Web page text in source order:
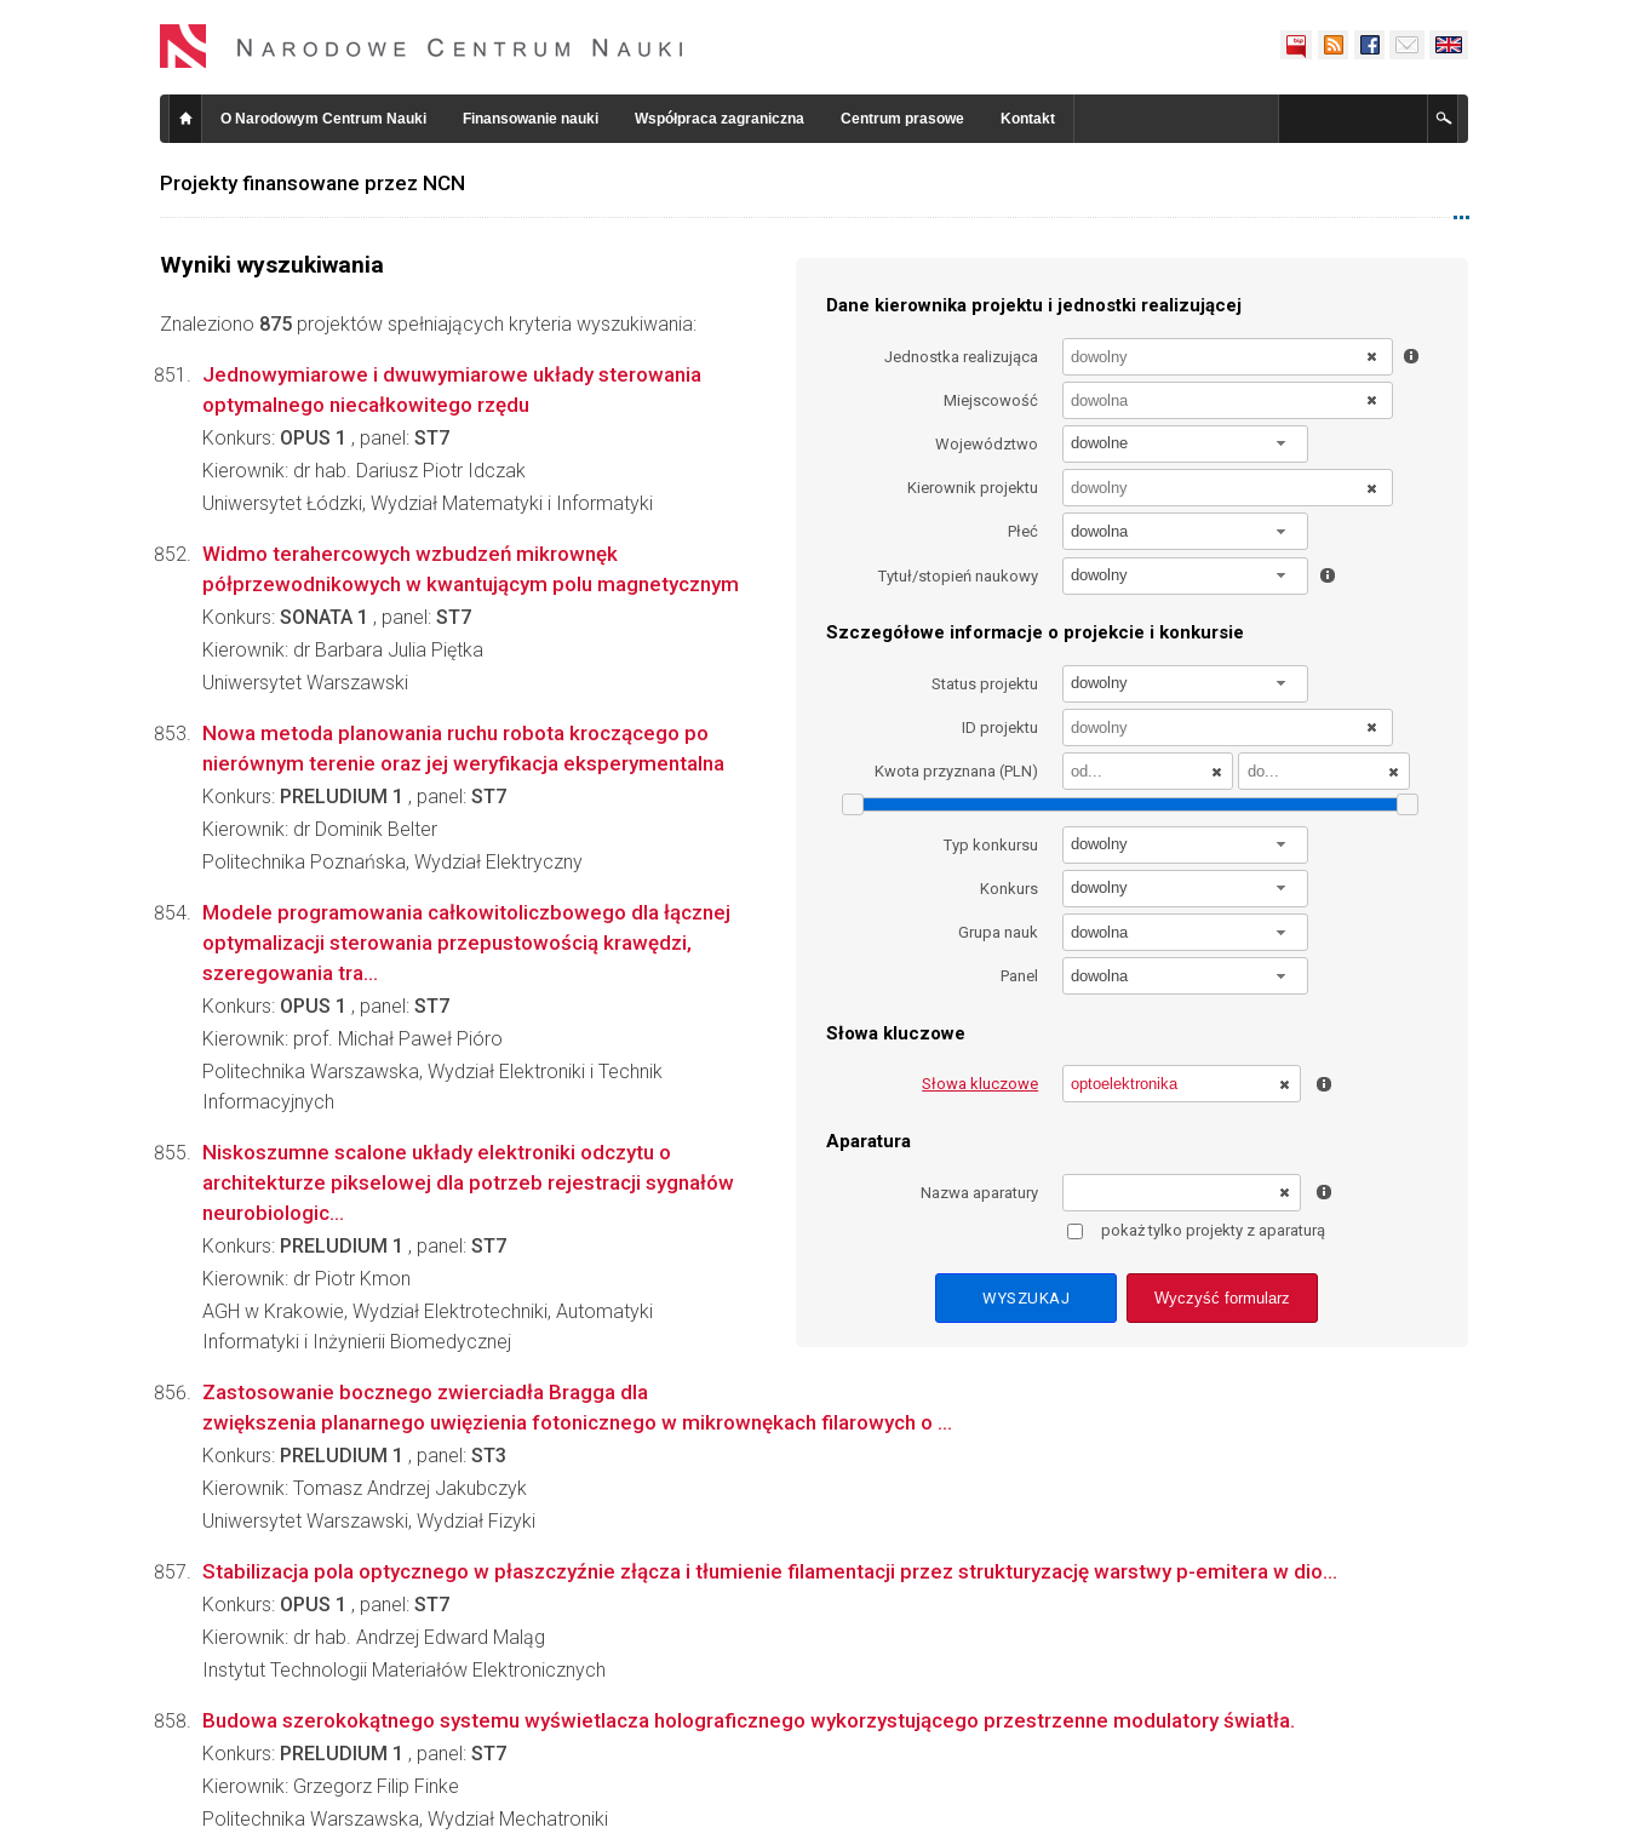
O Narodowym Centrum Nauki Finansowanie nauki Współpraca zagraniczna Centrum prasowe Kontakt
Projekty finansowane przez NCN
Wyniki wyszukiwania
Znaleziono 875 projektów spełniających kryteria wyszukiwania:
Dane kierownika projektu i jednostki realizującej
Jednostka realizująca
Miejscowość
Województwo dowolne
Kierownik projektu
Płeć dowolna
Tytuł/stopień naukowy dowolny
Szczegółowe informacje o projekcie i konkursie
Status projektu dowolny
ID projektu
Kwota przyznana (PLN)
Typ konkursu dowolny
Konkurs dowolny
Grupa nauk dowolna
Panel dowolna
Słowa kluczowe
Słowa kluczowe
Aparatura
Nazwa aparatury
pokaż tylko projekty z aparaturą
Wyczyść formularz
Jednowymiarowe i dwuwymiarowe układy sterowania
optymalnego niecałkowitego rzędu
Konkurs: OPUS 1 , panel: ST7
Kierownik: dr hab. Dariusz Piotr Idczak
Uniwersytet Łódzki, Wydział Matematyki i Informatyki
Widmo terahercowych wzbudzeń mikrownęk
półprzewodnikowych w kwantującym polu magnetycznym
Konkurs: SONATA 1 , panel: ST7
Kierownik: dr Barbara Julia Piętka
Uniwersytet Warszawski
Nowa metoda planowania ruchu robota kroczącego po
nierównym terenie oraz jej weryfikacja eksperymentalna
Konkurs: PRELUDIUM 1 , panel: ST7
Kierownik: dr Dominik Belter
Politechnika Poznańska, Wydział Elektryczny
Modele programowania całkowitoliczbowego dla łącznej
optymalizacji sterowania przepustowością krawędzi,
szeregowania tra...
Konkurs: OPUS 1 , panel: ST7
Kierownik: prof. Michał Paweł Pióro
Politechnika Warszawska, Wydział Elektroniki i Technik
Informacyjnych
Niskoszumne scalone układy elektroniki odczytu o
architekturze pikselowej dla potrzeb rejestracji sygnałów
neurobiologic...
Konkurs: PRELUDIUM 1 , panel: ST7
Kierownik: dr Piotr Kmon
AGH w Krakowie, Wydział Elektrotechniki, Automatyki
Informatyki i Inżynierii Biomedycznej
Zastosowanie bocznego zwierciadła Bragga dla
zwiększenia planarnego uwięzienia fotonicznego w mikrownękach filarowych o ...
Konkurs: PRELUDIUM 1 , panel: ST3
Kierownik: Tomasz Andrzej Jakubczyk
Uniwersytet Warszawski, Wydział Fizyki
Stabilizacja pola optycznego w płaszczyźnie złącza i tłumienie filamentacji przez strukturyzację warstwy p-emitera w dio...
Konkurs: OPUS 1 , panel: ST7
Kierownik: dr hab. Andrzej Edward Maląg
Instytut Technologii Materiałów Elektronicznych
Budowa szerokokątnego systemu wyświetlacza holograficznego wykorzystującego przestrzenne modulatory światła.
Konkurs: PRELUDIUM 1 , panel: ST7
Kierownik: Grzegorz Filip Finke
Politechnika Warszawska, Wydział Mechatroniki